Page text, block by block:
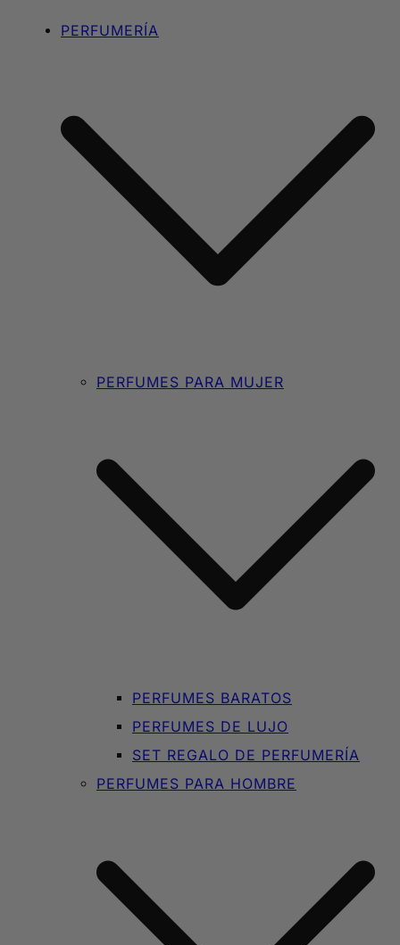
PERFUMERÍA
PERFUMES PARA MUJER
PERFUMES BARATOS
PERFUMES DE LUJO
SET REGALO DE PERFUMERÍA
PERFUMES PARA HOMBRE